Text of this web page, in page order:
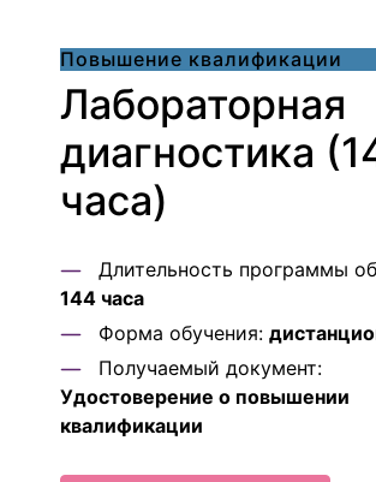
Повышение квалификации
Лабораторная
диагностика
часа)
Длительность программы
144 часа
Форма обучения:
Получаемый документ:
Удостоверение о повышении
квалификации